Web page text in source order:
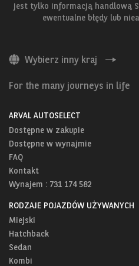
jest tylko informacją handlową
ewentualne błędy lub
Wybierz inny kraj
For the many journeys in life
ARVAL AUTOSELECT
Dostępne w zakupie
Dostępne w wynajmie
FAQ
Kontakt
Wynajem : 731 174 582
RODZAJE POJAZDÓW UŻYWANYCH
Miejski
Hatchback
Sedan
Kombi